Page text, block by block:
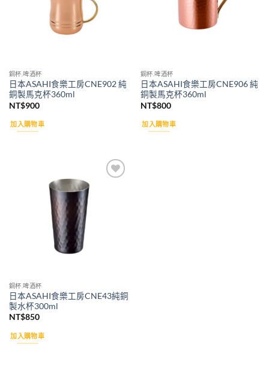
銅杯.啤酒杯
日本ASAHI食樂工房CNE902 純
銅製馬克杯360ml
NT$900
加入購物車
銅杯.啤酒杯
日本ASAHI食樂工房CNE906 純
銅製馬克杯360ml
NT$800
加入購物車
銅杯.啤酒杯
日本ASAHI食樂工房CNE43純銅
製水杯300ml
NT$850
加入購物車